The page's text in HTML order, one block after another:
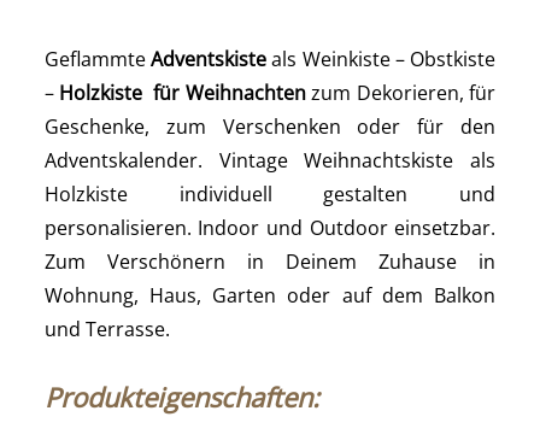
GeflammteAdventskisteals Weinkiste – Obstkiste
– Holzkiste für Weihnachtenzum Dekorieren, für
Geschenke, zum Verschenken oder für den
Adventskalender. Vintage Weihnachtskiste als
Holzkiste individuell gestalten und
personalisieren. Indoor und Outdoor einsetzbar.
Zum Verschönern in Deinem Zuhause in
Wohnung, Haus, Garten oder auf dem Balkon
und Terrasse.
Produkteigenschaften: